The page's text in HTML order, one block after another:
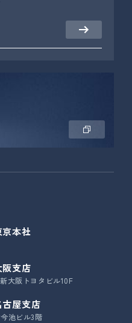
本社
支店
大阪トヨタビル10F
屋支店
池ビル3階